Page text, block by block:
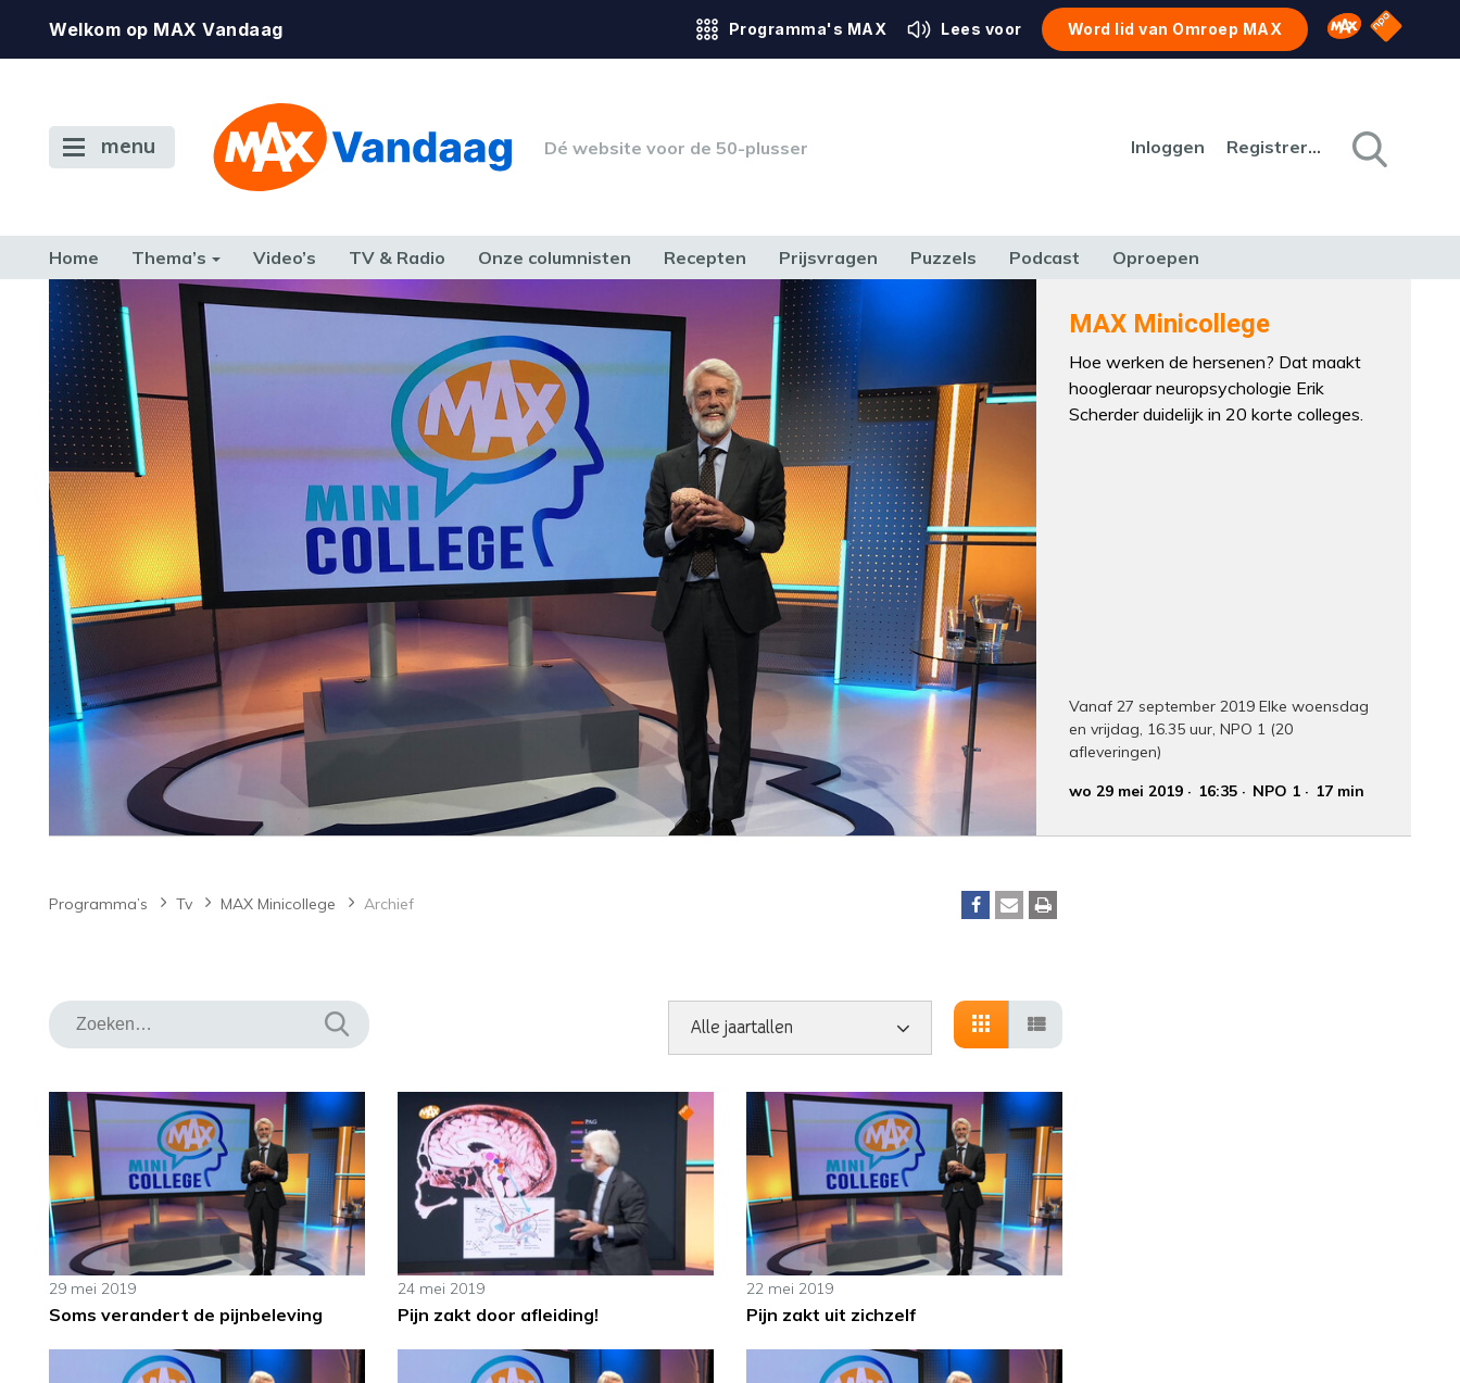
Welkom op MAX Vandaag Programma's MAX Lees voor Word lid van Omroep MAX Omroep MAX
NPO
menu Dé website voor de 50-plusser Inloggen Registreren
Home Thema’s Video’s TV & Radio Onze columnisten Recepten Prijsvragen Puzzels Podcast Oproepen
CONSUMENT ETEN & DRINKEN FAMILIE & RELATIE GELD, WERK & RECHT HUIS, TUIN & HOBBY
TERUG NAAR TOEN MAX Minicollege
Hoe werken de hersenen? Dat maakt
hoogleraar neuropsychologie Erik
Scherder duidelijk in 20 korte colleges.
Vanaf 27 september 2019 Elke woensdag
en vrijdag, 16.35 uur, NPO 1 (20
afleveringen)
wo 29 mei 2019
16:35 NPO 1 17 min
Programma’s Tv MAX Minicollege Archief
29 mei 2019
Soms verandert de pijnbeleving
24 mei 2019
Pijn zakt door afleiding!
22 mei 2019
Pijn zakt uit zichzelf